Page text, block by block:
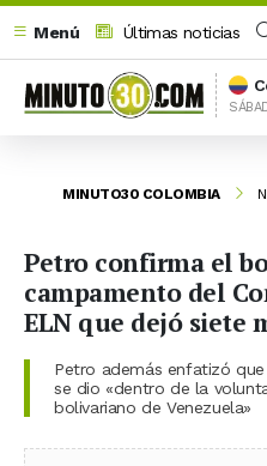
Menú
Últimas noticias
MINUTO30 COLOMBIA
Petro confirma el
campamento del
ELN que dejó siete
Petro además enfatizó
se dio «dentro de la
bolivariano de Venezuela»